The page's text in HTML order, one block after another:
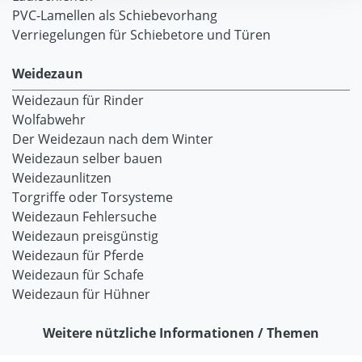
PVC-Lamellen als Schiebevorhang
Verriegelungen für Schiebetore und Türen
Weidezaun
Weidezaun für Rinder
Wolfabwehr
Der Weidezaun nach dem Winter
Weidezaun selber bauen
Weidezaunlitzen
Torgriffe oder Torsysteme
Weidezaun Fehlersuche
Weidezaun preisgünstig
Weidezaun für Pferde
Weidezaun für Schafe
Weidezaun für Hühner
Weitere nützliche Informationen / Themen